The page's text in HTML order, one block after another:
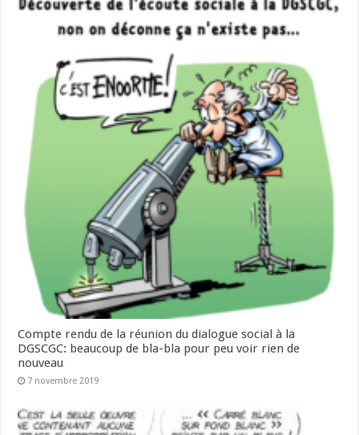
Compte rendu de la réunion du dialogue social à la
DGSCGC: beaucoup de bla-bla pour peu voir rien de
nouveau
7 novembre 2019